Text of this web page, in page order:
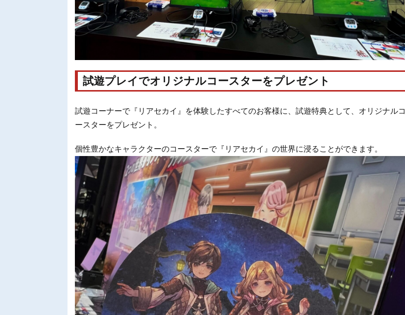
試遊プレイでオリジナルコースターをプレゼント
試遊コーナーで『リアセカイ』を体験したすべてのお客様に、試遊特典として、オリジナルコ
ースターをプレゼント。
個性豊かなキャラクターのコースターで『リアセカイ』の世界に浸ることができます。